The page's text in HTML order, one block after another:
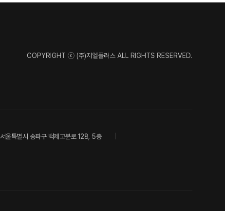
COPYRIGHT ⓒ (주)지엘플러스 ALL RIGHTS RESERVED.
서울특별시 송파구 백제고분로 128, 5층